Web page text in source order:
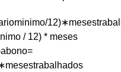
/ 12) * meses